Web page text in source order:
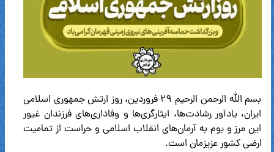
بسم الله الرحمن الرحیم ۲۹ فروردین، روز ارتش جمهوری اسلامی
ایران، یادآور رشادت‌ها، ایثارگری‌ها و وفاداری‌های فرزندان غیور
این مرز و بوم به آرمان‌های انقلاب اسلامی و حراست از تمامیت
ارضی کشور عزیزمان است.